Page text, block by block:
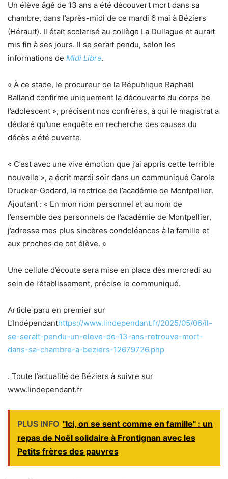
Un élève âgé de 13 ans a été découvert mort dans sa
chambre, dans l’après-midi de ce mardi 6 mai à Béziers
(Hérault). Il était scolarisé au collège La Dullague et aurait
mis fin à ses jours. Il se serait pendu, selon les
informations de Midi Libre.
« À ce stade, le procureur de la République Raphaël
Balland confirme uniquement la découverte du corps de
l’adolescent », précisent nos confrères, à qui le magistrat a
déclaré qu’une enquête en recherche des causes du
décès a été ouverte.
« C’est avec une vive émotion que j’ai appris cette terrible
nouvelle », a écrit mardi soir dans un communiqué Carole
Drucker-Godard, la rectrice de l’académie de Montpellier.
Ajoutant : « En mon nom personnel et au nom de
l’ensemble des personnels de l’académie de Montpellier,
j’adresse mes plus sincères condoléances à la famille et
aux proches de cet élève. »
Une cellule d’écoute sera mise en place dès mercredi au
sein de l’établissement, précise le communiqué.
Article paru en premier sur
L’Indépendanthttps://www.lindependant.fr/2025/05/06/il-
se-serait-pendu-un-eleve-de-13-ans-retrouve-mort-
dans-sa-chambre-a-beziers-12679726.php
. Toute l’actualité de Béziers à suivre sur
www.lindependant.fr
PLUS INFO "Ici, on se sent comme en famille" : un
repas de Noël solidaire à Frontignan avec les
Petits frères des pauvres